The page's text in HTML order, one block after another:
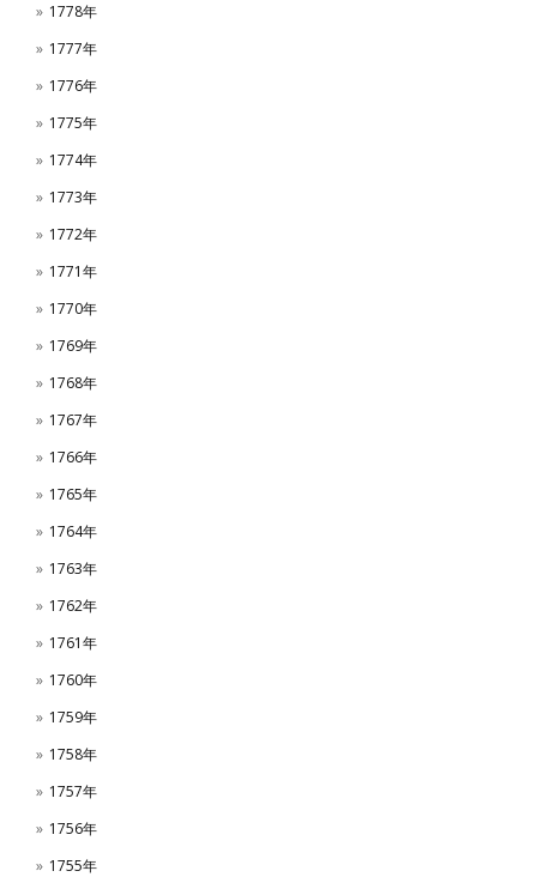
1778年
1777年
1776年
1775年
1774年
1773年
1772年
1771年
1770年
1769年
1768年
1767年
1766年
1765年
1764年
1763年
1762年
1761年
1760年
1759年
1758年
1757年
1756年
1755年